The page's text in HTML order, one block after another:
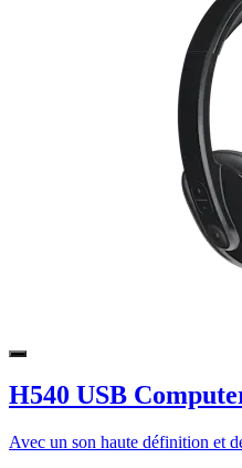
H540 USB
Avec un son haute définition et